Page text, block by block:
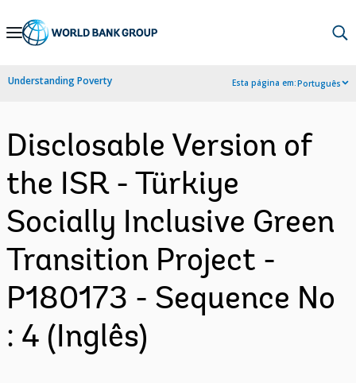
Skip
Navigation
Understanding Poverty Esta página em:Português
Disclosable Version of
the ISR - Türkiye
Socially Inclusive Green
Transition Project -
P180173 - Sequence No
: 4 (Inglês)